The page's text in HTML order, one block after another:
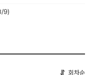
9)
회차순